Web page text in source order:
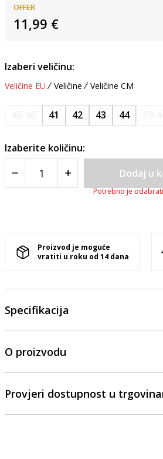
OFFER
11,99 €
Izaberi veličinu:
Veličine EU Veličine Veličine CM
41 42 43 44
Izaberite količinu:
Dodaj u
Potrebno je
Proizvod je moguće
vratiti u roku od 14 dana
Specifikacija
O proizvodu
Provjeri dostupnost u